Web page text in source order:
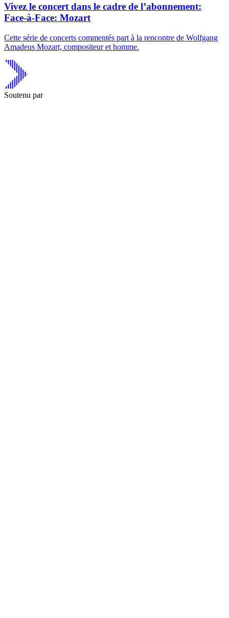
Vivez le concert dans le cadre de l’abonnement:
Face-à-Face: Mozart
Cette série de concerts commentés part à la rencontre de Wolfgang
Amadeus Mozart, compositeur et homme.
Soutenu par